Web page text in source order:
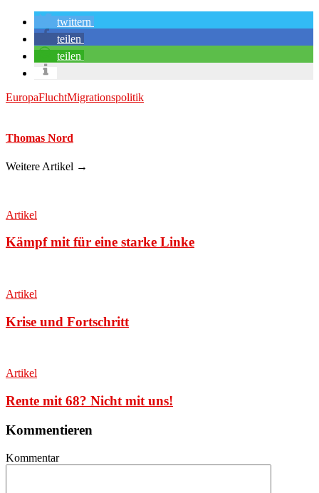
twittern
teilen
teilen
EuropaFluchtMigrationspolitik
Thomas Nord
Weitere Artikel →
Artikel
Kämpf mit für eine starke Linke
Artikel
Krise und Fortschritt
Artikel
Rente mit 68? Nicht mit uns!
Kommentieren
Kommentar